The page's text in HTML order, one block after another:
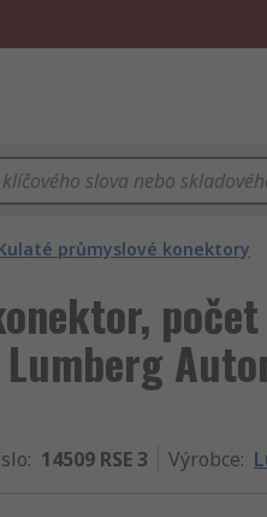
průmyslové konektory
: 14509 RSE 3 Výrobce: